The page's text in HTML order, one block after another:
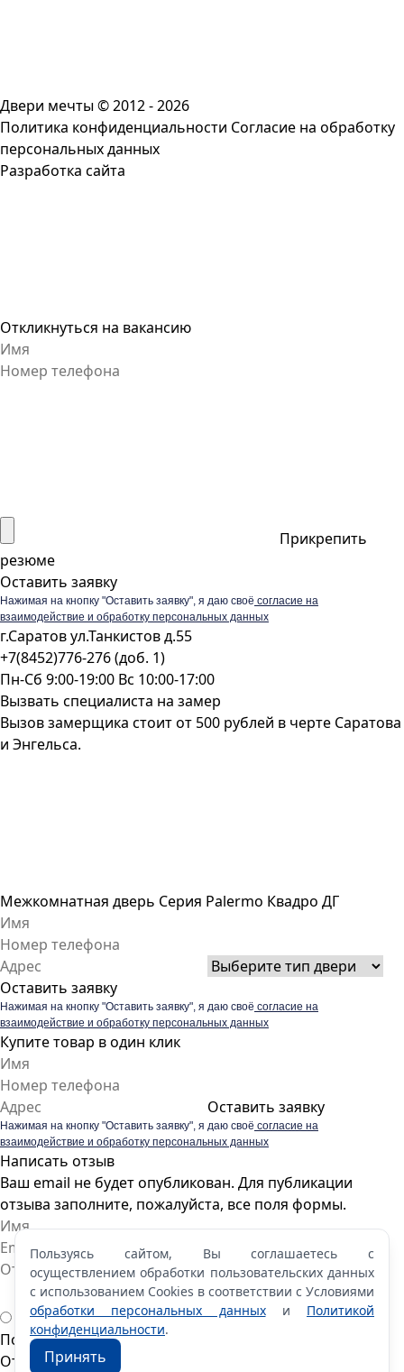
Двери мечты © 2012 - 2026
Политика конфиденциальности Согласие на обработку
персональных данных
Разработка сайта
Откликнуться на вакансию
Прикрепить
резюме
Оставить заявку
Нажимая на кнопку "Оставить заявку", я даю своё согласие на
взаимодействие и обработку персональных данных
г.Саратов ул.Танкистов д.55
+7(8452)776-276 (доб. 1)
Пн-Сб 9:00-19:00 Вс 10:00-17:00
Вызвать специалиста на замер
Вызов замерщика стоит от 500 рублей в черте Саратова
и Энгельса.
Межкомнатная дверь Серия Palermo Квадро ДГ
Оставить заявку
Нажимая на кнопку "Оставить заявку", я даю своё согласие на
взаимодействие и обработку персональных данных
Купите товар в один клик
Оставить заявку
Нажимая на кнопку "Оставить заявку", я даю своё согласие на
взаимодействие и обработку персональных данных
Написать отзыв
Ваш email не будет опубликован. Для публикации
отзыва заполните, пожалуйста, все поля формы.
Пожалуйста, оцените по 5 бальной шкале
Отправить
Пользуясь сайтом, Вы соглашаетесь с
осуществлением обработки пользовательских данных
с использованием Cookies в соответствии с Условиями
обработки персональных данныхи Политикой
конфиденциальности.
Принять